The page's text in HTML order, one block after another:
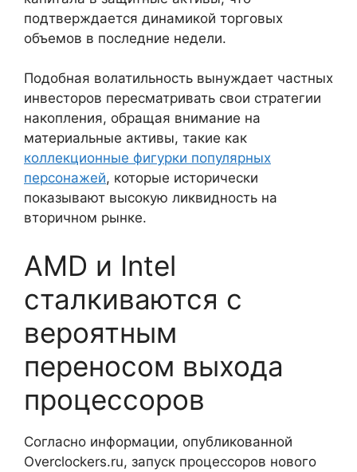
подтверждается динамикой торговых
объемов в последние недели.
Подобная волатильность вынуждает частных
инвесторов пересматривать свои стратегии
накопления, обращая внимание на
материальные активы, такие как
коллекционные фигурки популярных
персонажей, которые исторически
показывают высокую ликвидность на
вторичном рынке.
AMD и Intel
сталкиваются с
вероятным
переносом выхода
процессоров
Согласно информации, опубликованной
Overclockers.ru, запуск процессоров нового